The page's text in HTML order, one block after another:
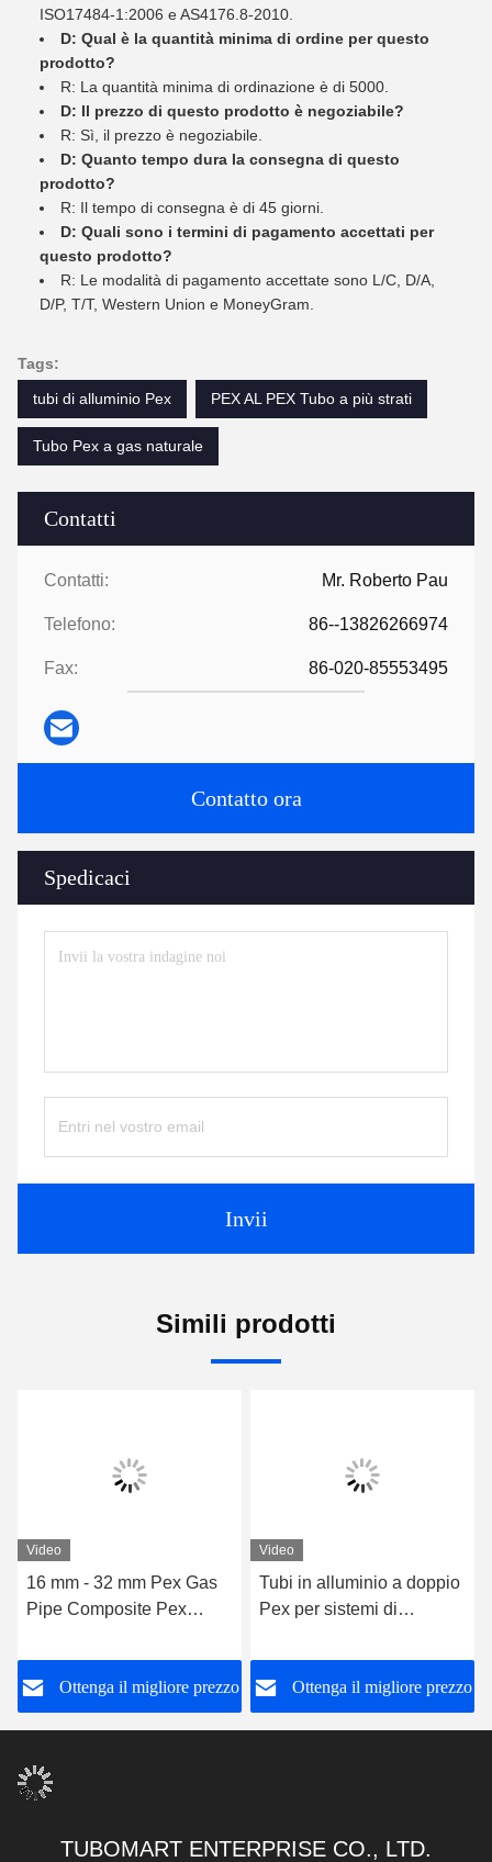
Contatti
Contatti: Mr. Roberto Pau
Telefono: 86--13826266974
Fax: 86-020-85553495
Contatto ora
Spedicaci
Invii
ISO17484-1:2006 e AS4176.8-2010.
D: Qual è la quantità minima di ordine per questo
prodotto?
R: La quantità minima di ordinazione è di 5000.
D: Il prezzo di questo prodotto è negoziabile?
R: Sì, il prezzo è negoziabile.
D: Quanto tempo dura la consegna di questo
prodotto?
R: Il tempo di consegna è di 45 giorni.
D: Quali sono i termini di pagamento accettati per
questo prodotto?
R: Le modalità di pagamento accettate sono L/C, D/A,
D/P, T/T, Western Union e MoneyGram.
Tags:
tubi di alluminio Pex
PEX AL PEX Tubo a più strati
Tubo Pex a gas naturale
Simili prodotti
Video
16 mm - 32 mm Pex Gas
Pipe Composite Pex
Lunghezza personalizzata
Ottenga il migliore prezzo
Video
Tubi in alluminio a doppio
Pex per sistemi di
in pex giallo
Ottenga il migliore prezzo
TUBOMART ENTERPRISE CO., LTD.